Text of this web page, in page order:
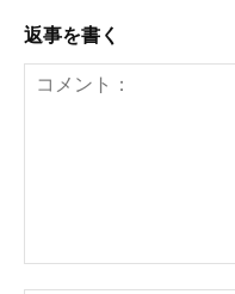
返事を書く